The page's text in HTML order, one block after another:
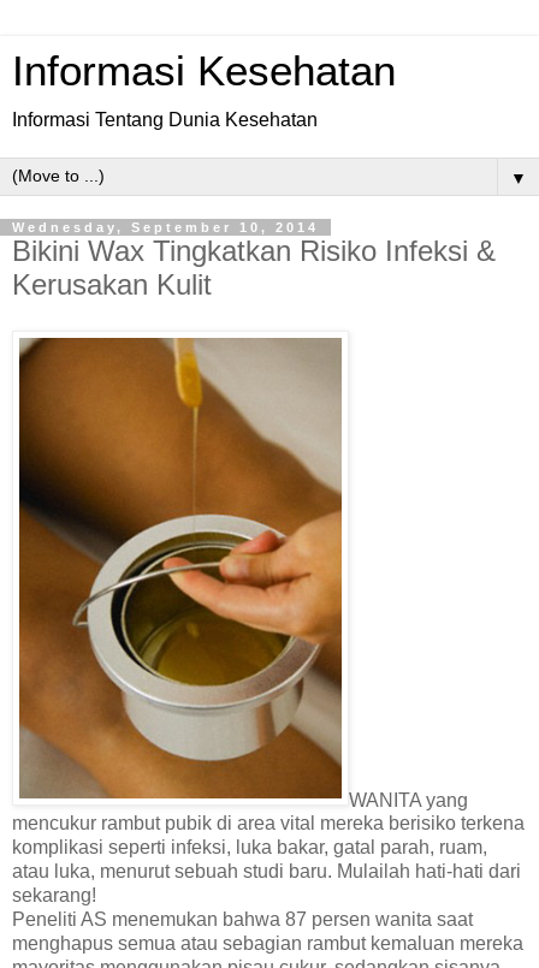
Informasi Kesehatan
Informasi Tentang Dunia Kesehatan
▼
Wednesday, September 10, 2014
Bikini Wax Tingkatkan Risiko Infeksi &
Kerusakan Kulit
WANITA yang
mencukur rambut pubik di area vital mereka berisiko terkena
komplikasi seperti infeksi, luka bakar, gatal parah, ruam,
atau luka, menurut sebuah studi baru. Mulailah hati-hati dari
sekarang!
Peneliti AS menemukan bahwa 87 persen wanita saat
menghapus semua atau sebagian rambut kemaluan mereka